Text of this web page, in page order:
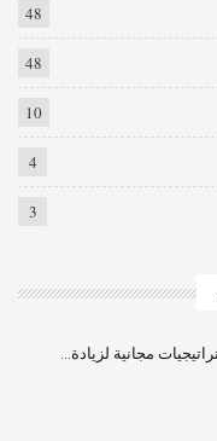
48
48
10
4
3